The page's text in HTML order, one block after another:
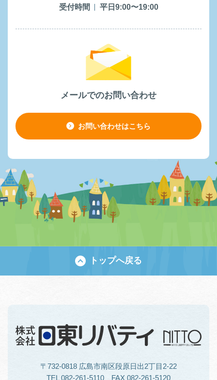
受付時間 平日9:00〜19:00
メールでのお問い合わせ
お問い合わせはこちら
トップへ戻る
〒732-0818 広島市南区段原日出2丁目2-22
TEL 082-261-5110 FAX 082-261-5120